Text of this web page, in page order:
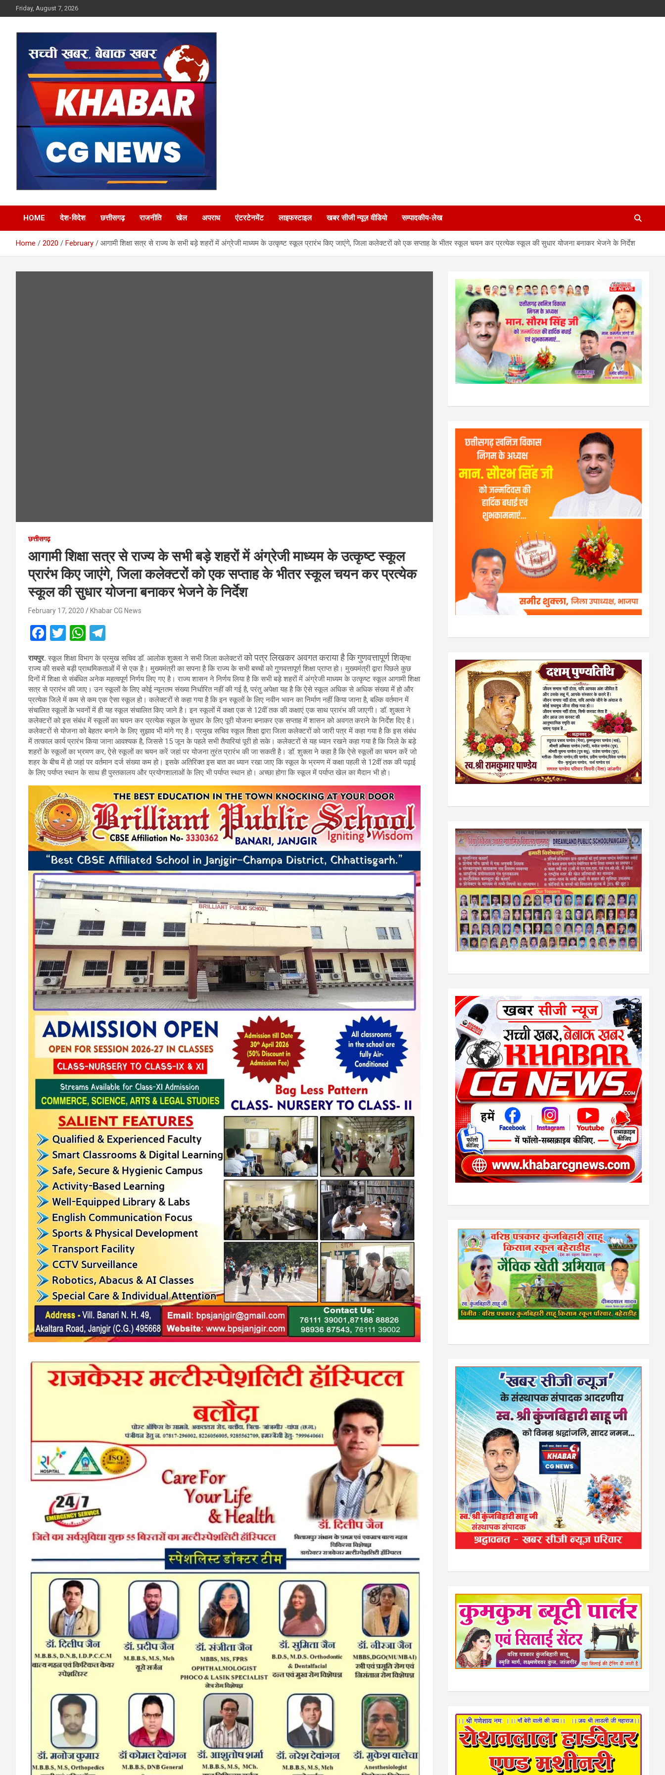
to
Friday, August 7, 2026
Khabar CG News
HOME देश-विदेश छत्तीसगढ़ राजनीति खेल अपराध एंटरटेनमेंट लाइफस्टाइल खबर सीजी न्यूज़ वीडियो सम्पादकीय-लेख
Home 2020 February आगामी शिक्षा सत्र से राज्य के सभी बड़े शहरों में अंग्रेजी माध्यम के उत्कृष्ट स्कूल प्रारंभ किए जाएंगे, जिला कलेक्टरों को एक सप्ताह के भीतर स्कूल चयन कर प्रत्येक स्कूल की सुधार योजना बनाकर भेजने के निर्देश
छत्तीसगढ़
आगामी शिक्षा सत्र से राज्य के सभी बड़े शहरों में अंग्रेजी माध्यम के उत्कृष्ट स्कूल
प्रारंभ किए जाएंगे, जिला कलेक्टरों को एक सप्ताह के भीतर स्कूल चयन कर प्रत्येक
स्कूल की सुधार योजना बनाकर भेजने के निर्देश
February 17, 2020 Khabar CG News
F
ce
b
o
o
k
T
tt
er
W
at
s
A
p
p
e
gr
a
m
रायपुर.स्कूल शिक्षा विभाग के प्रमुख सचिव डॉ. आलोक शुक्ला ने सभी जिला कलेक्टरोंको पत्र लिखकर अवगत कराया है कि गुणवत्तापूर्ण शिक्षा
राज्य की सबसे बड़ी प्राथमिकताओं में से एक है। मुख्यमंत्री का सपना है कि राज्य के सभी बच्चों को गुणवत्तापूर्ण शिक्षा प्राप्त हो। मुख्यमंत्री द्वारा पिछले कुछ
दिनों में शिक्षा से संबंधित अनेक महत्वपूर्ण निर्णय लिए गए है। राज्य शासन ने निर्णय लिया है कि सभी बड़े शहरों में अंग्रेजी माध्यम के उत्कृष्ट स्कूल आगामी शिक्षा
सत्र से प्रारंभ की जाए। उन स्कूलों के लिए कोई न्यूनतम संख्या निर्धारित नहीं की गई है, परंतु अपेक्षा यह है कि ऐसे स्कूल अधिक से अधिक संख्या में हो और
प्रत्येक जिले में कम से कम एक ऐसा स्कूल हो। कलेक्टरों से कहा गया है कि इन स्कूलों के लिए नवीन भवन का निर्माण नहीं किया जाना है, बल्कि वर्तमान में
संचालित स्कूलों के भवनों में ही यह स्कूल संचालित किए जाने है। इन स्कूलों में कक्षा एक से 12वीं तक की कक्षाएं एक साथ प्रारंभ की जाएगी। डॉ. शुक्ला ने
कलेक्टरों को इस संबंध में स्कूलों का चयन कर प्रत्येक स्कूल के सुधार के लिए पूरी योजना बनाकर एक सप्ताह में शासन को अवगत कराने के निर्देश दिए है।
कलेक्टरों से योजना को बेहतर बनाने के लिए सुझाव भी मांगे गए है। प्रमुख सचिव स्कूल शिक्षा द्वारा जिला कलेक्टरों को जारी पत्र में कहा गया है कि इस संबंध
में तत्काल कार्य प्रारंभ किया जाना आवश्यक है, जिससे 15 जून के पहले सभी तैयारियां पूरी हो सके। कलेक्टरों से यह ध्यान रखने कहा गया है कि जिले के बड़े
शहरों के स्कूलों का भ्रमण कर, ऐसे स्कूलों का चयन करें जहां पर योजना तुरंत प्रारंभ की जा सकती है। डॉ. शुक्ला ने कहा है कि ऐसे स्कूलों का चयन करें जो
शहर के बीच में हो जहां पर वर्तमान दर्ज संख्या कम हो। इसके अतिरिक्त इस बात का ध्यान रखा जाए कि स्कूल के भ्रमण में कक्षा पहली से 12वीं तक की पढ़ाई
के लिए पर्याप्त स्थान के साथ ही पुस्तकालय और प्रयोगशालाओं के लिए भी पर्याप्त स्थान हो। अच्छा होगा कि स्कूल में पर्याप्त खेल का मैदान भी हो।